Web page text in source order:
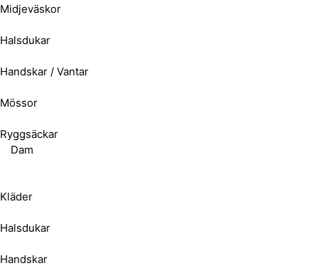
Midjeväskor
Halsdukar
Handskar / Vantar
Mössor
Ryggsäckar
Dam
Kläder
Halsdukar
Handskar